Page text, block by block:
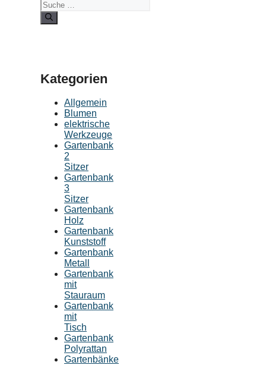
Kategorien
Allgemein
Blumen
elektrische
Werkzeuge
Gartenbank
2
Sitzer
Gartenbank
3
Sitzer
Gartenbank
Holz
Gartenbank
Kunststoff
Gartenbank
Metall
Gartenbank
mit
Stauraum
Gartenbank
mit
Tisch
Gartenbank
Polyrattan
Gartenbänke